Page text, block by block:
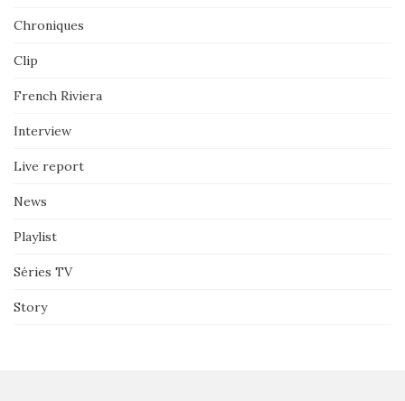
Chroniques
Clip
French Riviera
Interview
Live report
News
Playlist
Séries TV
Story